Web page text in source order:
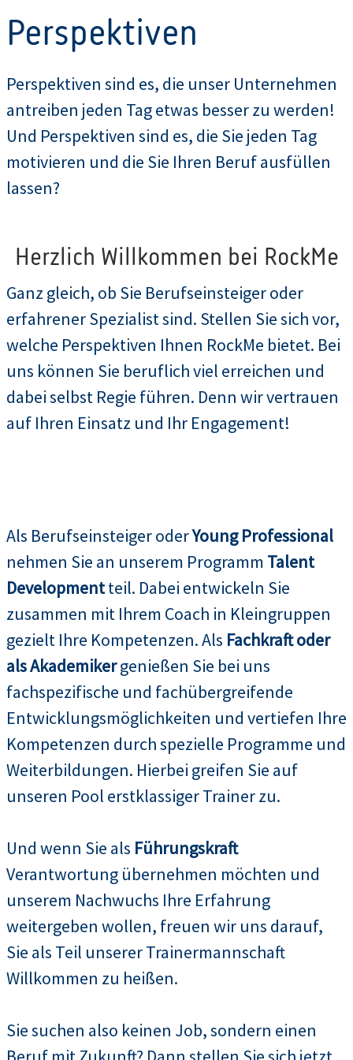
Perspektiven
Perspektiven sind es, die unser Unternehmen
antreiben jeden Tag etwas besser zu werden!
Und Perspektiven sind es, die Sie jeden Tag
motivieren und die Sie Ihren Beruf ausfüllen
lassen?
Herzlich Willkommen bei RockMe
Ganz gleich, ob Sie Berufseinsteiger oder
erfahrener Spezialist sind. Stellen Sie sich vor,
welche Perspektiven Ihnen RockMe bietet. Bei
uns können Sie beruflich viel erreichen und
dabei selbst Regie führen. Denn wir vertrauen
auf Ihren Einsatz und Ihr Engagement!
Als Berufseinsteiger oderYoung Professional
nehmen Sie an unserem Programm Talent
Developmentteil. Dabei entwickeln Sie
zusammen mit Ihrem Coach in Kleingruppen
gezielt Ihre Kompetenzen. Als Fachkraft oder
als Akademikergenießen Sie bei uns
fachspezifische und fachübergreifende
Entwicklungsmöglichkeiten und vertiefen Ihre
Kompetenzen durch spezielle Programme und
Weiterbildungen. Hierbei greifen Sie auf
unseren Pool erstklassiger Trainer zu.
Und wenn Sie als Führungskraft
Verantwortung übernehmen möchten und
unserem Nachwuchs Ihre Erfahrung
weitergeben wollen, freuen wir uns darauf,
Sie als Teil unserer Trainermannschaft
Willkommen zu heißen.
Sie suchen also keinen Job, sondern einen